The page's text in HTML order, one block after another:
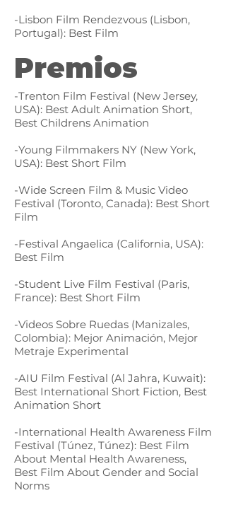
-Lisbon Film Rendezvous (Lisbon,
Portugal): Best Film
Premios
-Trenton Film Festival (New Jersey,
USA): Best Adult Animation Short,
Best Childrens Animation
-Young Filmmakers NY (New York,
USA): Best Short Film
-Wide Screen Film & Music Video
Festival (Toronto, Canada): Best Short
Film
-Festival Angaelica (California, USA):
Best Film
-Student Live Film Festival (Paris,
France): Best Short Film
-Videos Sobre Ruedas (Manizales,
Colombia): Mejor Animación, Mejor
Metraje Experimental
-AIU Film Festival (Al Jahra, Kuwait):
Best International Short Fiction, Best
Animation Short
-International Health Awareness Film
Festival (Túnez, Túnez): Best Film
About Mental Health Awareness,
Best Film About Gender and Social
Norms